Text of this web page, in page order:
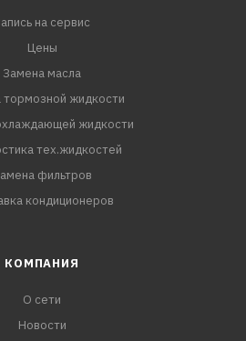
на сервис
Цены
Замена масла
тормозной жидкости
жидкости
тех.жидкостей
фильтров
кондиционеров
КОМПАНИЯ
О сети
Новости